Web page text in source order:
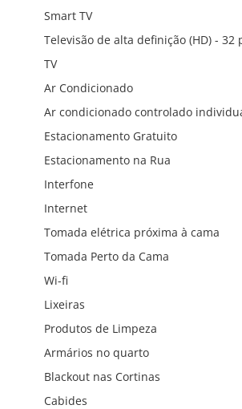
Smart TV
Televisão de alta definição (HD) - 32
TV
Ar Condicionado
Ar condicionado controlado
Estacionamento Gratuito
Estacionamento na Rua
Interfone
Internet
Tomada elétrica próxima à cama
Tomada Perto da Cama
Wi-fi
Lixeiras
Produtos de Limpeza
Armários no quarto
Blackout nas Cortinas
Cabides